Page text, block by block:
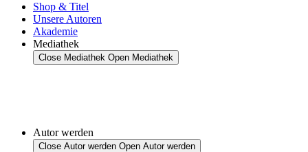
Shop & Titel
Unsere Autoren
Akademie
Mediathek
Close Mediathek Open Mediathek
Autor werden
Close Autor werden Open Autor werden